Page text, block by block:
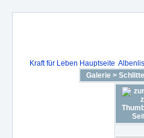
Kraft für Leben Hauptseite
Galerie >